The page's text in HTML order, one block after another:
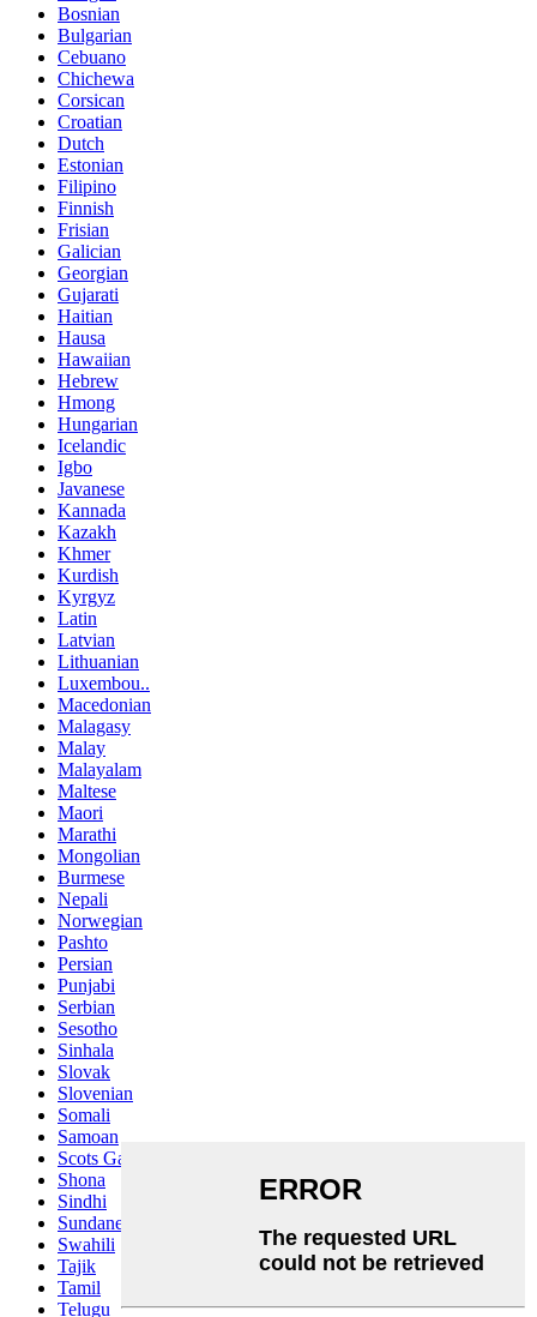
Bosnian
Bulgarian
Cebuano
Chichewa
Corsican
Croatian
Dutch
Estonian
Filipino
Finnish
Frisian
Galician
Georgian
Gujarati
Haitian
Hausa
Hawaiian
Hebrew
Hmong
Hungarian
Icelandic
Igbo
Javanese
Kannada
Kazakh
Khmer
Kurdish
Kyrgyz
Latin
Latvian
Lithuanian
Luxembou..
Macedonian
Malagasy
Malay
Malayalam
Maltese
Maori
Marathi
Mongolian
Burmese
Nepali
Norwegian
Pashto
Persian
Punjabi
Serbian
Sesotho
Sinhala
Slovak
Slovenian
Somali
Samoan
Scots Gaelic
Shona
Sindhi
Sundanese
Swahili
Tajik
Tamil
Telugu